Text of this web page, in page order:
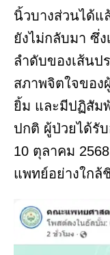
นิ้วบางส่วนได้แ
ยังไม่กลับมา ซึ่
ลำดับของเส้นป
สภาพจิตใจของ
ยิ้ม และมีปฏิสัม
ปกติ ผู้ป่วยได้รั
10 ตุลาคม
แพทย์อย่างใกล้